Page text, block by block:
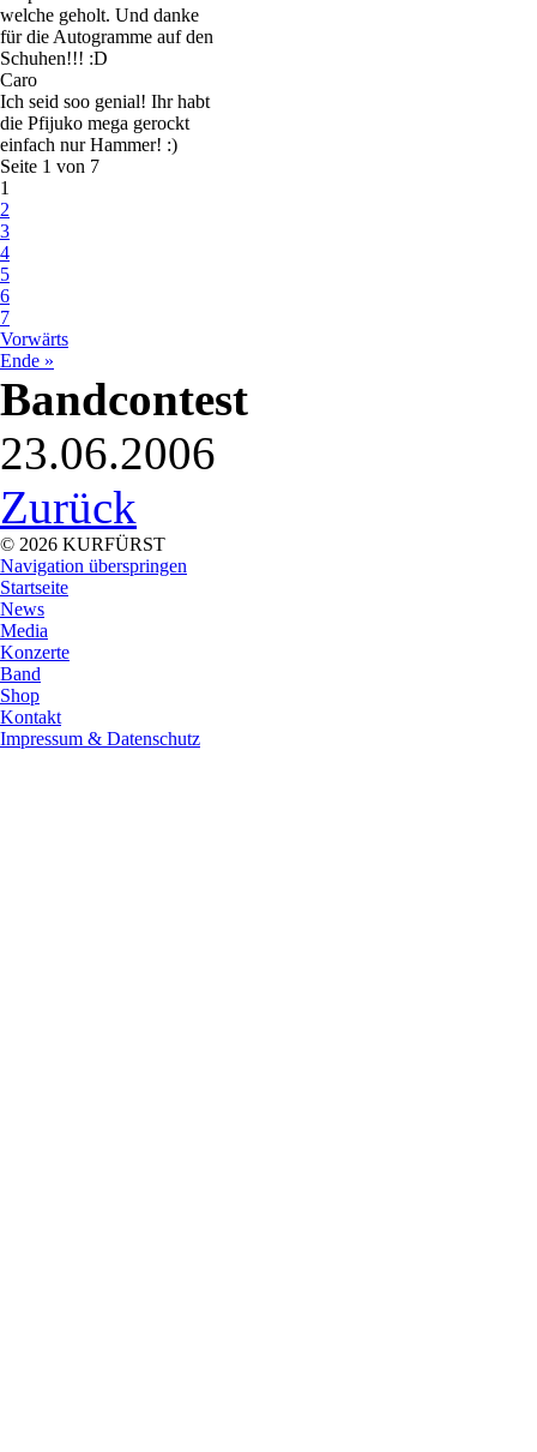
welche geholt. Und danke
für die Autogramme auf den
Schuhen!!! :D
Caro
Ich seid soo genial! Ihr habt
die Pfijuko mega gerockt
einfach nur Hammer! :)
Seite 1 von 7
1
2
3
4
5
6
7
Vorwärts
Ende »
Bandcontest
23.06.2006
Zurück
© 2026 KURFÜRST
Navigation überspringen
Startseite
News
Media
Konzerte
Band
Shop
Kontakt
Impressum & Datenschutz